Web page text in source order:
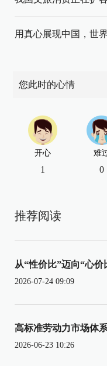
用真心展现中国，世
您此时的心情
开心
1
难
0
推荐阅读
从“性价比”迈向“心
2026-07-24 09:09
高标准劳动力市场体
2026-06-23 10:26